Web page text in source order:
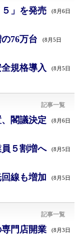
」を発売 (8月6日
76万台 (8月5日
規格導入 (8月5日
記事一覧
閣議決定 (8月6日
５割増へ (8月5日
線も増加 (8月5日
記事一覧
門店開業 (8月3日